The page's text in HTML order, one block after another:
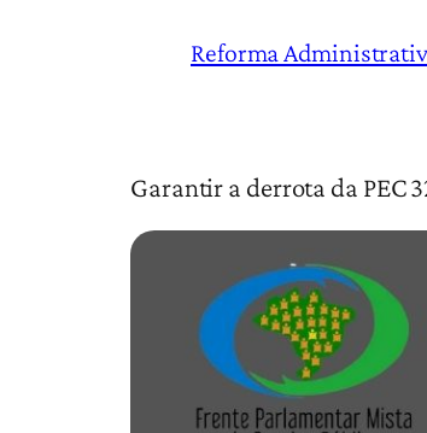
Reforma
Garantir a derrota da PEC